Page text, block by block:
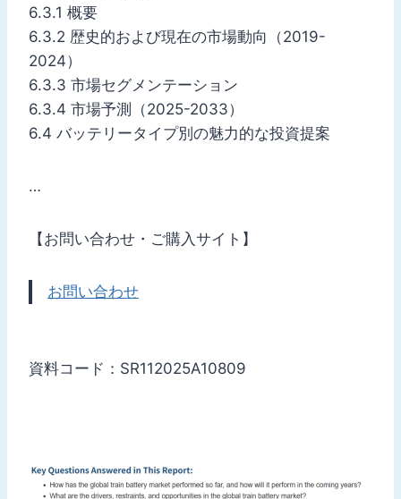
6.3.1 概要
6.3.2 歴史的および現在の市場動向（2019-
2024）
6.3.3 市場セグメンテーション
6.3.4 市場予測（2025-2033）
6.4 バッテリータイプ別の魅力的な投資提案
…
【お問い合わせ・ご購入サイト】
お問い合わせ
資料コード：SR112025A10809